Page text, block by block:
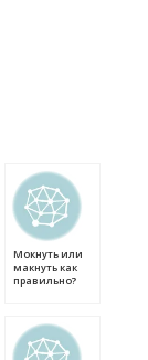
Мокнуть или
макнуть как
правильно?